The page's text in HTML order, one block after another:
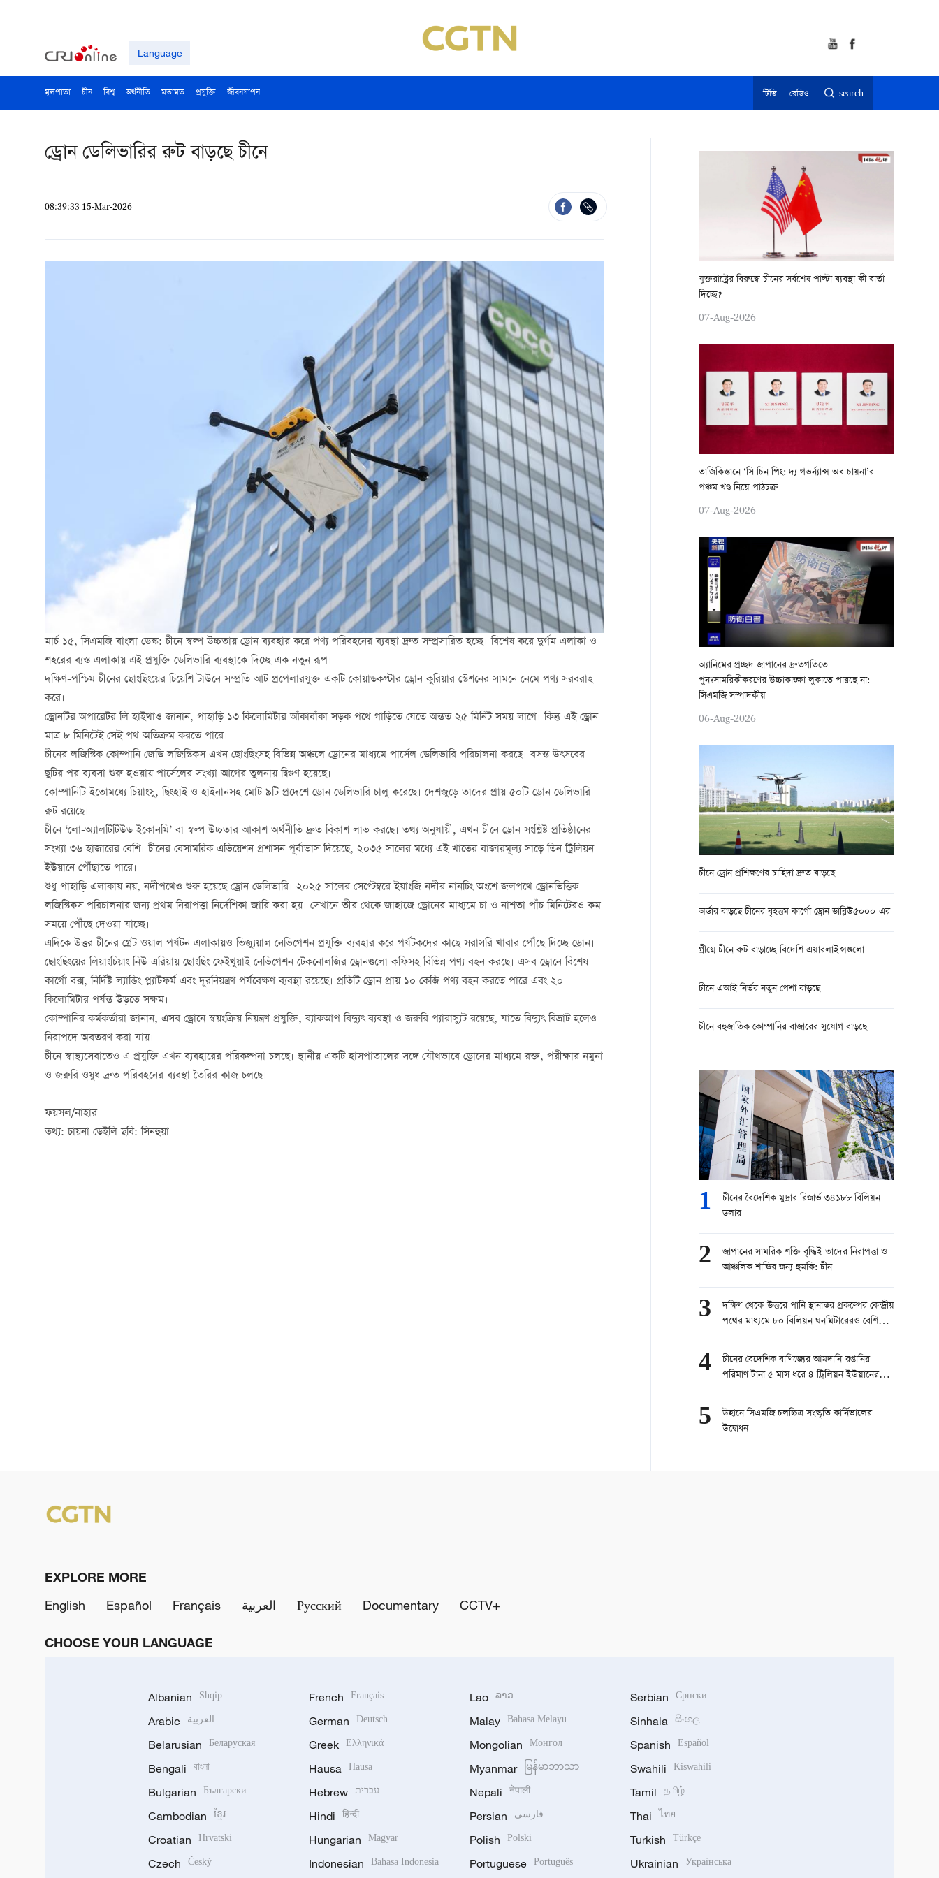
Language
মূলপাতা চীন বিশ্ব অর্থনীতি মতামত প্রযুক্তি জীবনযাপন টিভি রেডিও search
ড্রোন ডেলিভারির রুট বাড়ছে চীনে
08:39:33 15-Mar-2026
মার্চ ১৫, সিএমজি বাংলা ডেস্ক: চীনে স্বল্প উচ্চতায় ড্রোন ব্যবহার করে পণ্য পরিবহনের ব্যবস্থা দ্রুত সম্প্রসারিত হচ্ছে। বিশেষ করে দুর্গম এলাকা ও
শহরের ব্যস্ত এলাকায় এই প্রযুক্তি ডেলিভারি ব্যবস্থাকে দিচ্ছে এক নতুন রূপ।
দক্ষিণ-পশ্চিম চীনের ছোংছিংয়ের চিয়েশি টাউনে সম্প্রতি আট প্রপেলারযুক্ত একটি কোয়াডকপ্টার ড্রোন কুরিয়ার স্টেশনের সামনে নেমে পণ্য সরবরাহ
করে।
ড্রোনটির অপারেটর লি হাইথাও জানান, পাহাড়ি ১৩ কিলোমিটার আঁকাবাঁকা সড়ক পথে গাড়িতে যেতে অন্তত ২৫ মিনিট সময় লাগে। কিন্তু এই ড্রোন
মাত্র ৮ মিনিটেই সেই পথ অতিক্রম করতে পারে।
চীনের লজিস্টিক কোম্পানি জেডি লজিস্টিকস এখন ছোংছিংসহ বিভিন্ন অঞ্চলে ড্রোনের মাধ্যমে পার্সেল ডেলিভারি পরিচালনা করছে। বসন্ত উৎসবের
ছুটির পর ব্যবসা শুরু হওয়ায় পার্সেলের সংখ্যা আগের তুলনায় দ্বিগুণ হয়েছে।
কোম্পানিটি ইতোমধ্যে চিয়াংসু, ছিংহাই ও হাইনানসহ মোট ৯টি প্রদেশে ড্রোন ডেলিভারি চালু করেছে। দেশজুড়ে তাদের প্রায় ৫০টি ড্রোন ডেলিভারি
রুট রয়েছে।
চীনে ‘লো-অ্যালটিটিউড ইকোনমি’ বা স্বল্প উচ্চতার আকাশ অর্থনীতি দ্রুত বিকাশ লাভ করছে। তথ্য অনুযায়ী, এখন চীনে ড্রোন সংশ্লিষ্ট প্রতিষ্ঠানের
সংখ্যা ৩৬ হাজারের বেশি। চীনের বেসামরিক এভিয়েশন প্রশাসন পূর্বাভাস দিয়েছে, ২০৩৫ সালের মধ্যে এই খাতের বাজারমূল্য সাড়ে তিন ট্রিলিয়ন
ইউয়ানে পৌঁছাতে পারে।
শুধু পাহাড়ি এলাকায় নয়, নদীপথেও শুরু হয়েছে ড্রোন ডেলিভারি। ২০২৫ সালের সেপ্টেম্বরে ইয়াংজি নদীর নানচিং অংশে জলপথে ড্রোনভিত্তিক
লজিস্টিকস পরিচালনার জন্য প্রথম নিরাপত্তা নির্দেশিকা জারি করা হয়। সেখানে তীর থেকে জাহাজে ড্রোনের মাধ্যমে চা ও নাশতা পাঁচ মিনিটেরও কম
সময়ে পৌঁছে দেওয়া যাচ্ছে।
এদিকে উত্তর চীনের গ্রেট ওয়াল পর্যটন এলাকায়ও ভিজ্যুয়াল নেভিগেশন প্রযুক্তি ব্যবহার করে পর্যটকদের কাছে সরাসরি খাবার পৌঁছে দিচ্ছে ড্রোন।
ছোংছিংয়ের লিয়াংচিয়াং নিউ এরিয়ায় ছোংছিং ফেইখুয়াই নেভিগেশন টেকনোলজির ড্রোনগুলো কফিসহ বিভিন্ন পণ্য বহন করছে। এসব ড্রোনে বিশেষ
কার্গো বক্স, নির্দিষ্ট ল্যান্ডিং প্ল্যাটফর্ম এবং দূরনিয়ন্ত্রণ পর্যবেক্ষণ ব্যবস্থা রয়েছে। প্রতিটি ড্রোন প্রায় ১০ কেজি পণ্য বহন করতে পারে এবং ২০
কিলোমিটার পর্যন্ত উড়তে সক্ষম।
কোম্পানির কর্মকর্তারা জানান, এসব ড্রোনে স্বয়ংক্রিয় নিয়ন্ত্রণ প্রযুক্তি, ব্যাকআপ বিদ্যুৎ ব্যবস্থা ও জরুরি প্যারাস্যুট রয়েছে, যাতে বিদ্যুৎ বিভ্রাট হলেও
নিরাপদে অবতরণ করা যায়।
চীনে স্বাস্থ্যসেবাতেও এ প্রযুক্তি এখন ব্যবহারের পরিকল্পনা চলছে। স্থানীয় একটি হাসপাতালের সঙ্গে যৌথভাবে ড্রোনের মাধ্যমে রক্ত, পরীক্ষার নমুনা
ও জরুরি ওষুধ দ্রুত পরিবহনের ব্যবস্থা তৈরির কাজ চলছে।
ফয়সল/নাহার
তথ্য: চায়না ডেইলি ছবি: সিনহুয়া
যুক্তরাষ্ট্রের বিরুদ্ধে চীনের সর্বশেষ পাল্টা ব্যবস্থা কী বার্তা
দিচ্ছে?
07-Aug-2026
তাজিকিস্তানে ‘সি চিন পিং: দ্য গভর্ন্যান্স অব চায়না’র
পঞ্চম খণ্ড নিয়ে পাঠচক্র
07-Aug-2026
অ্যানিমের প্রচ্ছদ জাপানের দ্রুতগতিতে
পুনঃসামরিকীকরণের উচ্চাকাঙ্ক্ষা লুকাতে পারছে না:
সিএমজি সম্পাদকীয়
06-Aug-2026
চীনে ড্রোন প্রশিক্ষণের চাহিদা দ্রুত বাড়ছে
অর্ডার বাড়ছে চীনের বৃহত্তম কার্গো ড্রোন ডাব্লিউ৫০০০-এর
গ্রীষ্মে চীনে রুট বাড়াচ্ছে বিদেশি এয়ারলাইন্সগুলো
চীনে এআই নির্ভর নতুন পেশা বাড়ছে
চীনে বহুজাতিক কোম্পানির বাজারের সুযোগ বাড়ছে
1
চীনের বৈদেশিক মুদ্রার রিজার্ভ ৩৪১৮৮ বিলিয়ন
ডলার
2
জাপানের সামরিক শক্তি বৃদ্ধিই তাদের নিরাপত্তা ও
আঞ্চলিক শান্তির জন্য হুমকি: চীন
3
দক্ষিণ-থেকে-উত্তরে পানি স্থানান্তর প্রকল্পের কেন্দ্রীয়
পথের মাধ্যমে ৮০ বিলিয়ন ঘনমিটারেরও বেশি
4
চীনের বৈদেশিক বাণিজ্যের আমদানি-রপ্তানির
পরিমাণ টানা ৫ মাস ধরে ৪ ট্রিলিয়ন ইউয়ানের
5
উহানে সিএমজি চলচ্চিত্র সংস্কৃতি কার্নিভালের
উদ্বোধন
EXPLORE MORE
English
Español Français العربية Русский Documentary CCTV+
CHOOSE YOUR LANGUAGE
Albanian Shqip
Arabic العربية
Belarusian Беларуская
Bengali বাংলা
Bulgarian Български
Cambodian ខ្មែរ
Croatian Hrvatski
Czech Český
French Français
German Deutsch
Greek Ελληνικά
Hausa Hausa
Hebrew עברית
Hindi हिन्दी
Hungarian Magyar
Indonesian Bahasa Indonesia
Lao ລາວ
Malay Bahasa Melayu
Mongolian Монгол
Myanmar မြန်မာဘာသာ
Nepali नेपाली
Persian فارسی
Polish Polski
Portuguese Português
Serbian Српски
Sinhala සිංහල
Spanish Español
Swahili Kiswahili
Tamil தமிழ்
Thai ไทย
Turkish Türkçe
Ukrainian Українська